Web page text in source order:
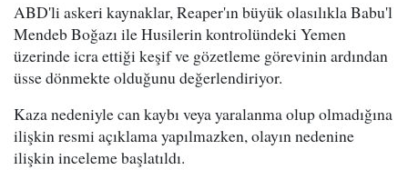
ABD'li askeri kaynaklar, Reaper'ın büyük olasılıkla Babu'l
Mendeb Boğazı ile Husilerin kontrolündeki Yemen
üzerinde icra ettiği keşif ve gözetleme görevinin ardından
üsse dönmekte olduğunu değerlendiriyor.
Kaza nedeniyle can kaybı veya yaralanma olup olmadığına
ilişkin resmi açıklama yapılmazken, olayın nedenine
ilişkin inceleme başlatıldı.